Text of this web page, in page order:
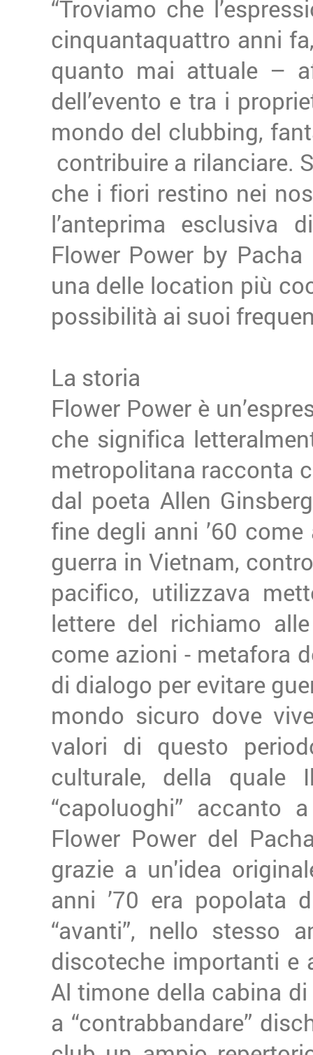
“Troviamo che
cinquantaquattro anni
quanto mai attuale –
dell’evento e tra i
mondo del clubbing,
contribuire a rilanciare.
che i fiori restino nei
l’anteprima esclusiva
Flower Power by
una delle location più
possibilità ai suoi
La storia
Flower Power è
che significa
metropolitana racconta
dal poeta Allen
fine degli anni ’60
guerra in Vietnam,
pacifico, utilizzava
lettere del richiamo
come azioni - metafora
di dialogo per evitare
mondo sicuro dove
valori di questo
culturale, della quale
“capoluoghi” accanto
Flower Power del
grazie a un'idea
anni ’70 era popolata
“avanti”, nello stesso
discoteche importanti e
Al timone della cabina
a “contrabbandare”